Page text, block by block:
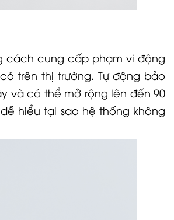
cách cung cấp phạm vi động
trên thị trường. Tự động bảo
và có thể mở rộng lên đến 90
hiểu tại sao hệ thống không